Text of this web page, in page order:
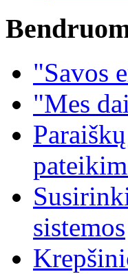
"Savos
"Mes
sistemos